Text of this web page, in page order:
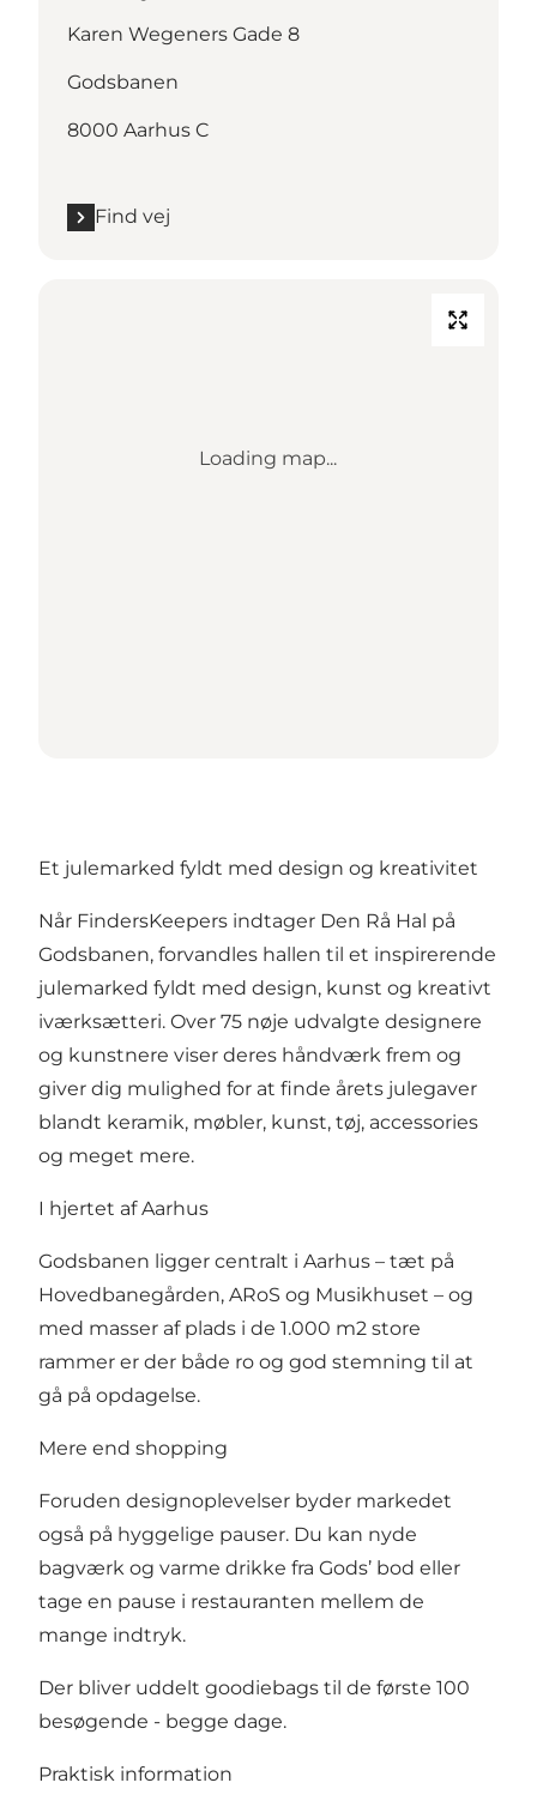
Karen Wegeners Gade 8
Godsbanen
8000 Aarhus C
Find vej
Loading map...
Et julemarked fyldt med design og kreativitet
Når FindersKeepers indtager Den Rå Hal på
Godsbanen, forvandles hallen til et inspirerende
julemarked fyldt med design, kunst og kreativt
iværksætteri. Over 75 nøje udvalgte designere
og kunstnere viser deres håndværk frem og
giver dig mulighed for at finde årets julegaver
blandt keramik, møbler, kunst, tøj, accessories
og meget mere.
I hjertet af Aarhus
Godsbanen ligger centralt i Aarhus – tæt på
Hovedbanegården, ARoS og Musikhuset – og
med masser af plads i de 1.000 m2 store
rammer er der både ro og god stemning til at
gå på opdagelse.
Mere end shopping
Foruden designoplevelser byder markedet
også på hyggelige pauser. Du kan nyde
bagværk og varme drikke fra Gods’ bod eller
tage en pause i restauranten mellem de
mange indtryk.
Der bliver uddelt goodiebags til de første 100
besøgende - begge dage.
Praktisk information